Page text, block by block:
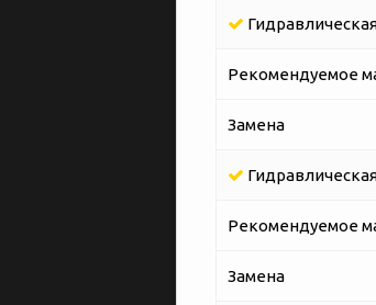
Рекомендуемое
Замена
Рекомендуемое
Замена